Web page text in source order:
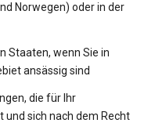
Norwegen) oder in der
Staaten, wenn Sie in
ansässig sind
die für Ihr
und sich nach dem Recht